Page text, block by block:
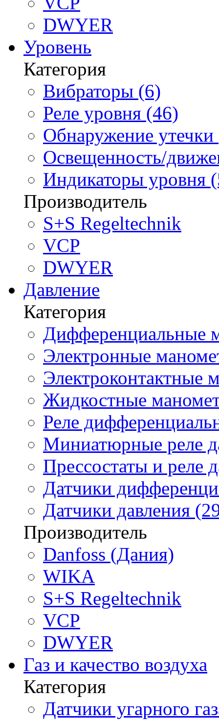
DWYER
Уровень
Категория
Вибраторы (6)
Реле уровня (46)
Обнаружение утечки
Освещенность/
Индикаторы уровня
Производитель
S+S Regeltechnik
VCP
DWYER
Давление
Категория
Дифференциальные
Электронные
Электроконтактные
Жидкостные
Реле
Миниатюрные реле
Прессостаты и реле
Датчики
Датчики давления
Производитель
Danfoss (Дания)
WIKA
S+S Regeltechnik
VCP
DWYER
Газ и качество воздуха
Категория
Датчики угарного